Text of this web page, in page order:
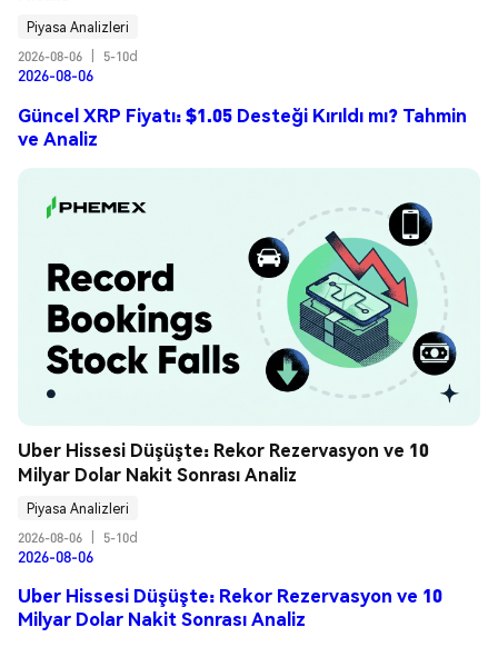
Piyasa Analizleri
2026-08-06
5-10d
2026-08-06
Güncel XRP Fiyatı: $1.05 Desteği Kırıldı mı? Tahmin
ve Analiz
Uber Hissesi Düşüşte: Rekor Rezervasyon ve 10
Milyar Dolar Nakit Sonrası Analiz
Piyasa Analizleri
2026-08-06
5-10d
2026-08-06
Uber Hissesi Düşüşte: Rekor Rezervasyon ve 10
Milyar Dolar Nakit Sonrası Analiz